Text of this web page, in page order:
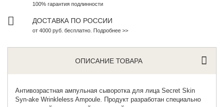
100% гарантия подлинности
ДОСТАВКА ПО РОССИИ
от 4000 руб. бесплатно. Подробнее >>
ОПИСАНИЕ ТОВАРА
Антивозрастная ампульная сыворотка для лица Secret Skin
Syn-ake Wrinkleless Ampoule. Продукт разработан специально